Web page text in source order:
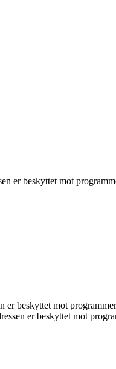
er beskyttet mot
er beskyttet mot
er beskyttet mot